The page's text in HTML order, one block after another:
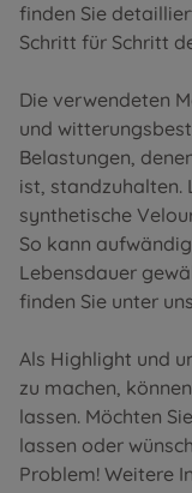
finden Sie
Schritt für Schritt
Die verwendeten
und
Belastungen,
ist, standzuhalten.
synthetische
So kann
Lebensdauer
finden Sie unter
Als Highlight und
zu machen,
lassen. Möchten
lassen oder
Problem! Weitere